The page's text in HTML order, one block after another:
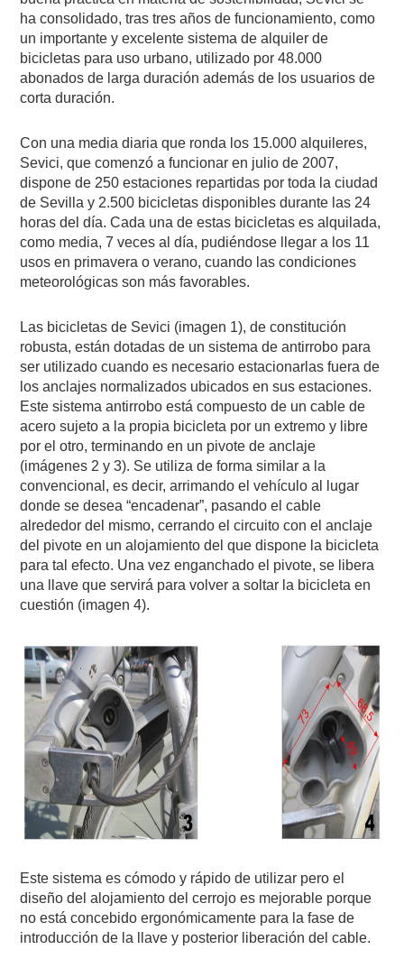
ha consolidado, tras tres años de funcionamiento, como
un importante y excelente sistema de alquiler de
bicicletas para uso urbano, utilizado por 48.000
abonados de larga duración además de los usuarios de
corta duración.
Con una media diaria que ronda los 15.000 alquileres,
Sevici, que comenzó a funcionar en julio de 2007,
dispone de 250 estaciones repartidas por toda la ciudad
de Sevilla y 2.500 bicicletas disponibles durante las 24
horas del día. Cada una de estas bicicletas es alquilada,
como media, 7 veces al día, pudiéndose llegar a los 11
usos en primavera o verano, cuando las condiciones
meteorológicas son más favorables.
Las bicicletas de Sevici (imagen 1), de constitución
robusta, están dotadas de un sistema de antirrobo para
ser utilizado cuando es necesario estacionarlas fuera de
los anclajes normalizados ubicados en sus estaciones.
Este sistema antirrobo está compuesto de un cable de
acero sujeto a la propia bicicleta por un extremo y libre
por el otro, terminando en un pivote de anclaje
(imágenes 2 y 3). Se utiliza de forma similar a la
convencional, es decir, arrimando el vehículo al lugar
donde se desea “encadenar”, pasando el cable
alrededor del mismo, cerrando el circuito con el anclaje
del pivote en un alojamiento del que dispone la bicicleta
para tal efecto. Una vez enganchado el pivote, se libera
una llave que servirá para volver a soltar la bicicleta en
cuestión (imagen 4).
Este sistema es cómodo y rápido de utilizar pero el
diseño del alojamiento del cerrojo es mejorable porque
no está concebido ergonómicamente para la fase de
introducción de la llave y posterior liberación del cable.